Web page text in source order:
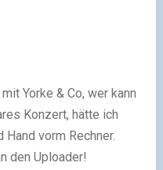
Yorke & Co, wer kann
Konzert, hätte ich
vorm Rechner.
den Uploader!